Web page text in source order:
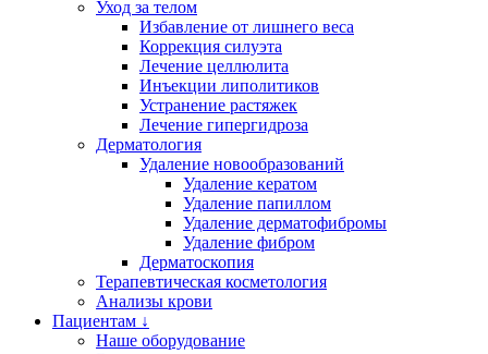
Уход за телом
Избавление от лишнего веса
Коррекция силуэта
Лечение целлюлита
Инъекции липолитиков
Устранение растяжек
Лечение гипергидроза
Дерматология
Удаление новообразований
Удаление кератом
Удаление папиллом
Удаление дерматофибромы
Удаление фибром
Дерматоскопия
Терапевтическая косметология
Анализы крови
Пациентам ↓
Наше оборудование